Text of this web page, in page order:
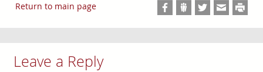
Return to main page
Leave a Reply